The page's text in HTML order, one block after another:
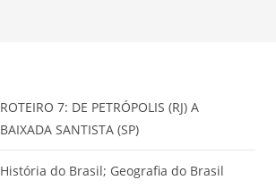
ROTEIRO 7: DE PETRÓPOLIS (RJ) A
BAIXADA SANTISTA (SP)
História do Brasil; Geografia do Brasil